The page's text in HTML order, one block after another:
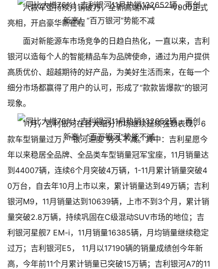
六款车型持续月销破万，全新高端MPV——V900正式
亮相，开启豪华新征程
面对新能源车市场竞争的日趋白热化，一直以来，吉利
银河以造每个人的智能精品车为品牌使命，通过为用户提供
高质优价、超越期待的好产品，为美好生活而来，在每一个
细分市场都赢得了用户的认可，形成了“款款皆爆款”的银河
现象。
11月，吉利银河在各大细分市场继续延续强劲表现，6
款车型销量过万，“银河速度”势头不减。其中：吉利星愿今
年以来稳居全品牌、全品类车型销量冠军宝座，11月销量达
到44007辆，连续6个月突破4万辆，1-11月累计销量突破4
0万台，自去年10月上市以来，累计销量达到49万辆；吉利
银河M9，11月销量达到10639辆，上市不到3个月，累计销
量突破2.8万辆，持续巩固在C级混动SUV市场的地位；吉
利银河星舰7 EM-i，11月销量16385辆，月均销量继续稳定
过万；吉利银河E5， 11月以17190辆的销量成绩创今年新
高，今年前11个月累计销量已突破15万辆；吉利银河A7的11